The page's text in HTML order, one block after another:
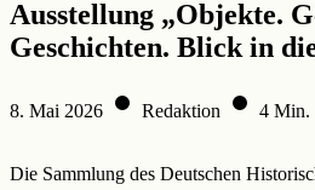
Ausstellung „Objekte.
Geschichten. Blick in
8. Mai 2026 Redaktion 4 Min.
Die Sammlung des Deutschen